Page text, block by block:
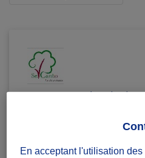
Se Canto Nice (06)
En acceptant l'utilisation